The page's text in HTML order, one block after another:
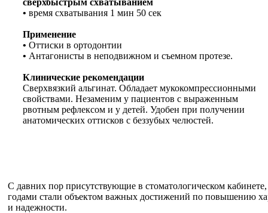
• время схватывания 1 мин 50 сек
Применение
• Оттиски в ортодонтии
• Антагонисты в неподвижном и съемном протезе.
Клинические рекомендации
Сверхвязкий альгинат. Обладает мукокомпрессионными
свойствами. Незаменим у пациентов с выраженным
рвотным рефлексом и у детей. Удобен при получении
анатомических оттисков с беззубых челюстей.
С давних пор присутствующие в стоматологическом
годами стали объектом важных достижений по повышению
и надежности.